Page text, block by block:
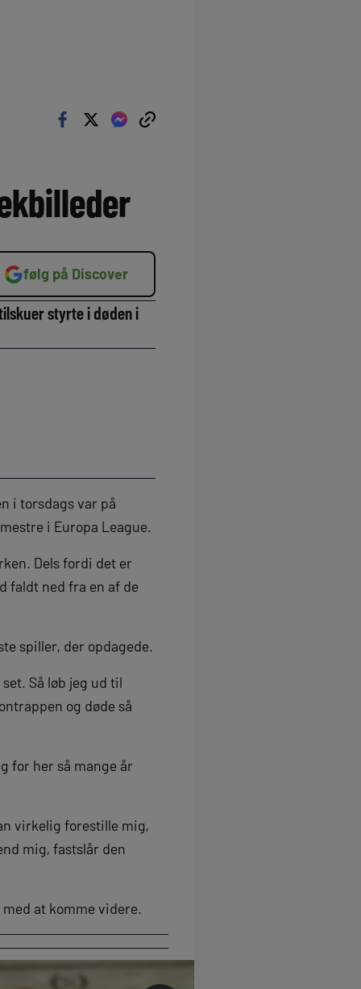
følg på Discover
styrte i døden i
i torsdags var på
i Europa League.
Dels fordi det er
faldt ned fra en af de
spiller, der opdagede.
Så løb jeg ud til
og døde så
for her så mange år
virkelig forestille mig,
mig, fastslår den
at komme videre.